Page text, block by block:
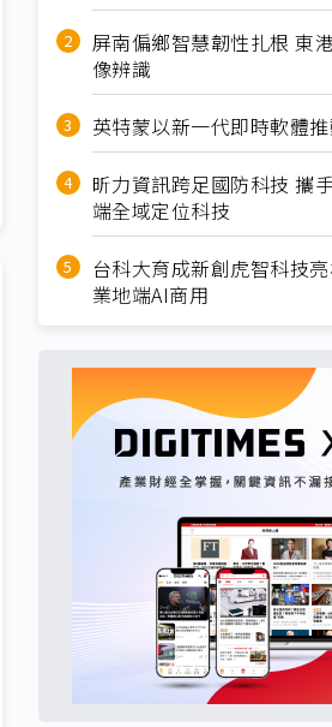
屏南偏鄉智慧韌性扎根 東
像辨識
英特蒙以新一代即時軟體
昕力資訊跨足國防科技 攜
端全域定位科技
台科大育成新創虎智科技
業地端AI商用